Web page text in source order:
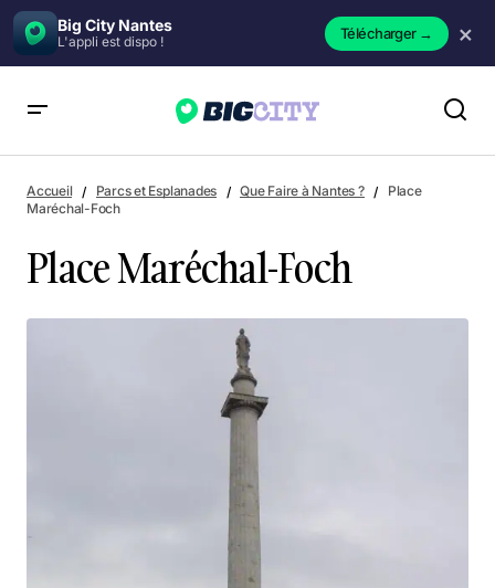
Big City Nantes
L'appli est dispo ! Télécharger→ ×
Accueil Parcs et Esplanades Que Faire à Nantes ?
Place
Maréchal-Foch
Place Maréchal-Foch